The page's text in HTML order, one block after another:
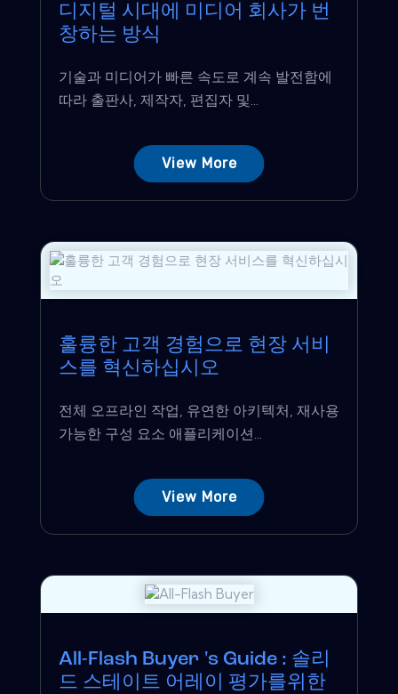
디지털 시대에 미디어 회사가 번
창하는 방식
기술과 미디어가 빠른 속도로 계속 발전함에
따라 출판사, 제작자, 편집자 및...
View More
훌륭한 고객 경험으로 현장 서비
스를 혁신하십시오
전체 오프라인 작업, 유연한 아키텍처, 재사용
가능한 구성 요소 애플리케이션...
View More
All-Flash Buyer 's Guide : 솔리
드 스테이트 어레이 평가를위한